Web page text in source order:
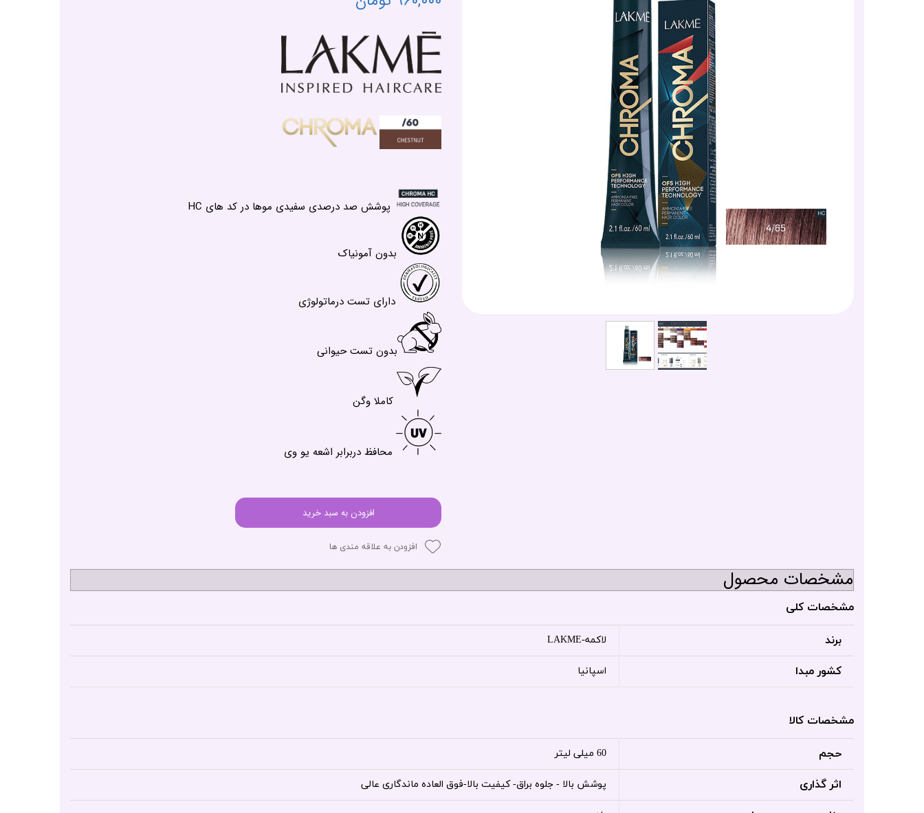
پوشش صد درصدی سفیدی موها در کد های HC
بدون آمونیاک
دارای تست درماتولوژی
بدون تست حیوانی
کاملا وگن
محافظ دربرابر اشعه یو وی
افزودن به سبد خرید
افزودن به علاقه مندی ها
مشخصات محصول
مشخصات کلی
برند لاکمه-LAKME
کشور مبدا اسپانیا
مشخصات کالا
حجم 60 میلی لیتر
اثر گذاری پوشش بالا - جلوه براق- کیفیت بالا-فوق العاده ماندگاری عالی